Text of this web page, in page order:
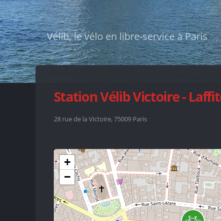
Vélib, le vélo en libre-service à Paris
Station Vélib Victoire -
28 rue de la Victoire, 75009 Paris
+
−